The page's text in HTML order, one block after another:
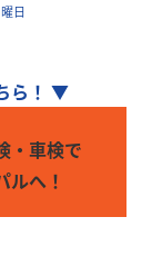
日
ら！ ▼